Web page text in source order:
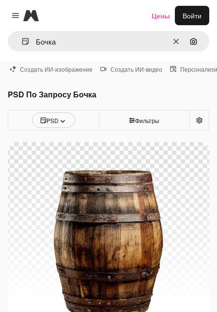
Close menu
Magnific
ОчиститьПоиск
Цены Войти
Создать ИИ-изображение Создать ИИ-видео
PSD По Запросу Бочка
PSD Фильтры